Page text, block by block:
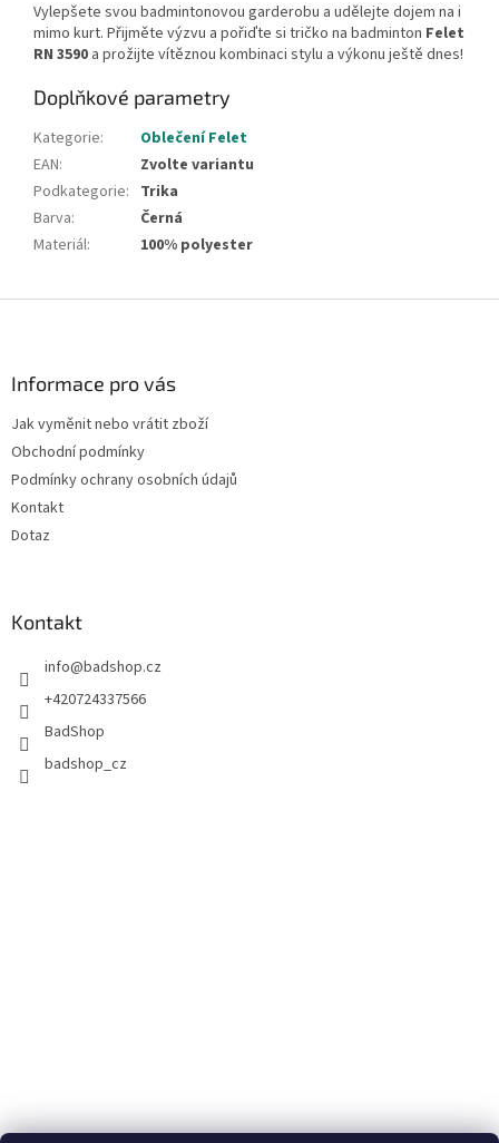
Vylepšete svou badmintonovou garderobu a udělejte dojem na i
mimo kurt. Přijměte výzvu a pořiďte si tričko na badminton Felet
RN 3590 a prožijte vítěznou kombinaci stylu a výkonu ještě dnes!
Doplňkové parametry
Kategorie:
Oblečení Felet
EAN:
Zvolte variantu
Podkategorie: Trika
Barva:
Černá
Materiál: 100% polyester
Informace pro vás
Jak vyměnit nebo vrátit zboží
Obchodní podmínky
Podmínky ochrany osobních údajů
Kontakt
Dotaz
Kontakt
info@badshop.cz
+420724337566
BadShop
badshop_cz